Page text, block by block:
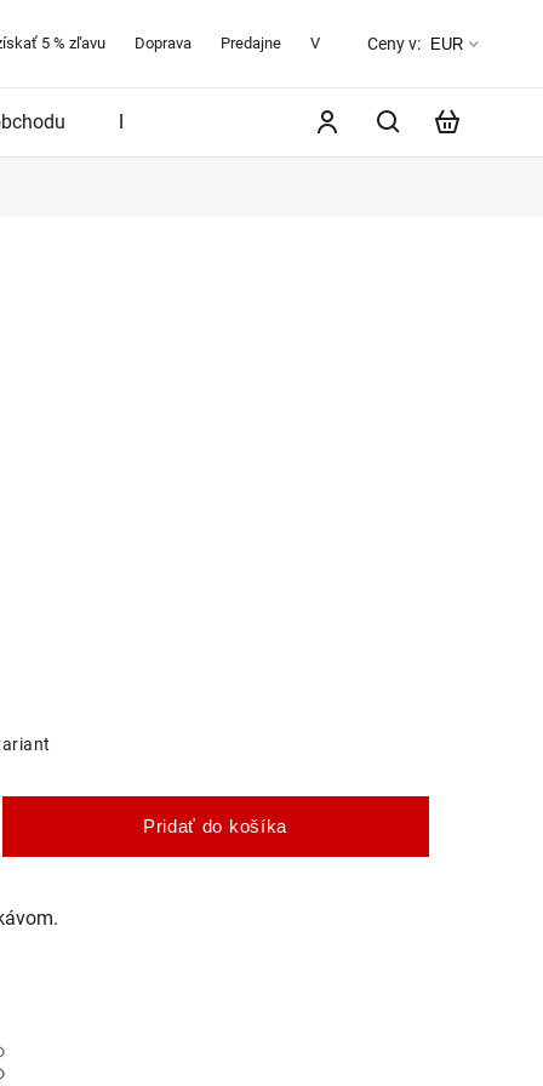
5 % zľavu Doprava Predajne Veľkostná tabuľka O značke
Ceny v: EUR
Blog
Pridať do košíka